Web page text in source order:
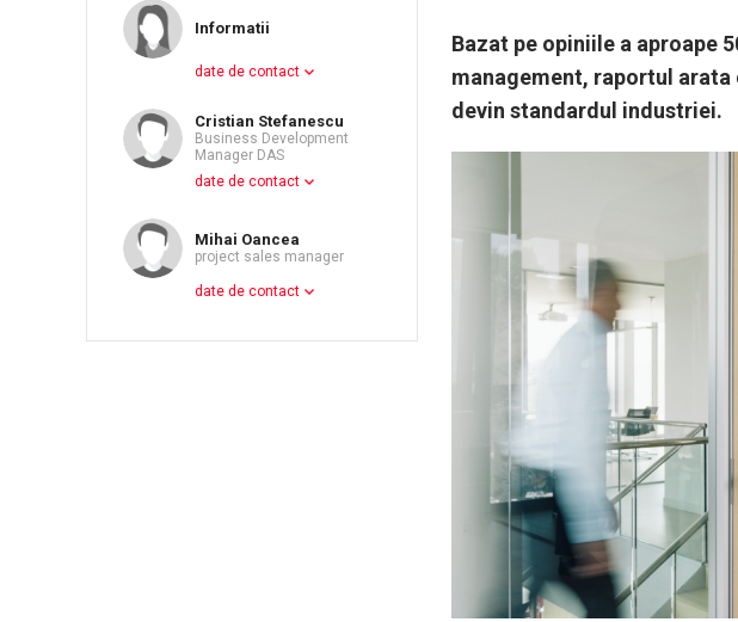
Informatii
date de contact
Cristian Stefanescu
Business Development
Manager DAS
date de contact
Mihai Oancea
project sales manager
date de contact
Bazat pe opiniile a aproape
management, raportul arata
devin standardul industriei.